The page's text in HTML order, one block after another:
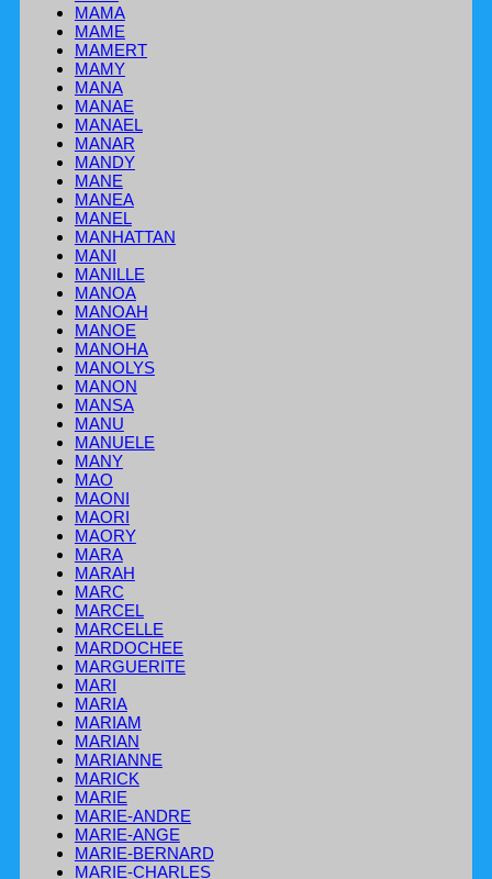
MAMA
MAME
MAMERT
MAMY
MANA
MANAE
MANAEL
MANAR
MANDY
MANE
MANEA
MANEL
MANHATTAN
MANI
MANILLE
MANOA
MANOAH
MANOE
MANOHA
MANOLYS
MANON
MANSA
MANU
MANUELE
MANY
MAO
MAONI
MAORI
MAORY
MARA
MARAH
MARC
MARCEL
MARCELLE
MARDOCHEE
MARGUERITE
MARI
MARIA
MARIAM
MARIAN
MARIANNE
MARICK
MARIE
MARIE-ANDRE
MARIE-ANGE
MARIE-BERNARD
MARIE-CHARLES